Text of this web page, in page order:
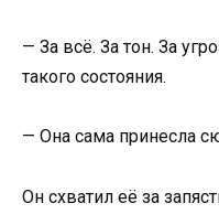
— За всё. За тон. За
такого состояния.
— Она сама принесла
Он схватил её за